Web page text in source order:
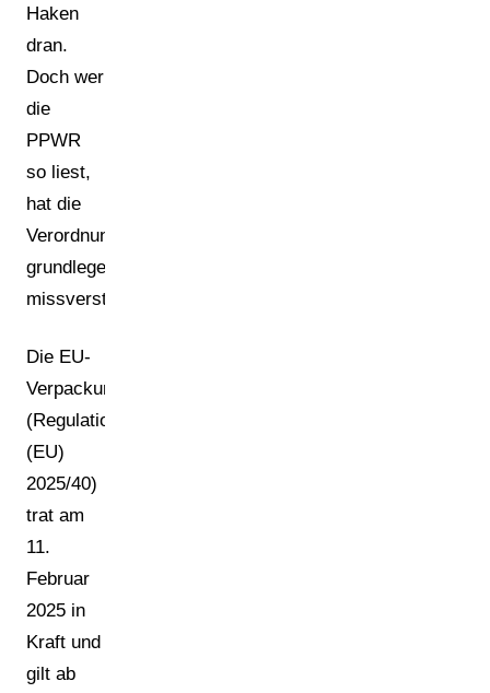
Haken
dran.
Doch wer
die
PPWR
so liest,
hat die
Verordnung
grundlegend
missverstanden.
Die EU-
Verpackungsverordnung
(Regulation
(EU)
2025/40)
trat am
11.
Februar
2025 in
Kraft und
gilt ab